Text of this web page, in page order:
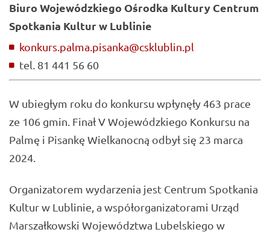
Biuro Wojewódzkiego Ośrodka Kultury Centrum
Spotkania Kultur w Lublinie
konkurs.palma.pisanka@csklublin.pl
tel. 81 441 56 60
W ubiegłym roku do konkursu wpłynęły 463 prace
ze 106 gmin. Finał V Wojewódzkiego Konkursu na
Palmę i Pisankę Wielkanocną odbył się 23 marca
2024.
Organizatorem wydarzenia jest Centrum Spotkania
Kultur w Lublinie, a współorganizatorami Urząd
Marszałkowski Województwa Lubelskiego w